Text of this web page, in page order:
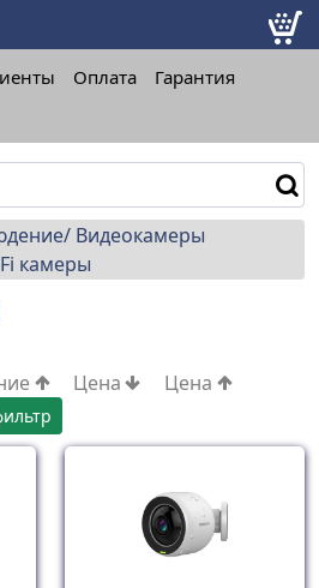
Оплата
Гарантия
Видеокамеры
камеры
Цена
Цена